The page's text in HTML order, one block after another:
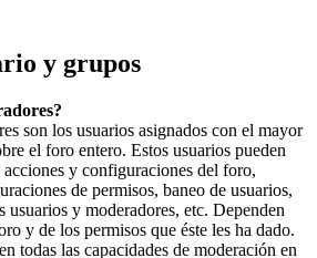
y grupos
son los usuarios asignados con el mayor
el foro entero. Estos usuarios pueden
y configuraciones del foro,
de permisos, baneo de usuarios,
usuarios y moderadores, etc. Dependen
y de los permisos que éste les ha dado.
todas las capacidades de moderación en